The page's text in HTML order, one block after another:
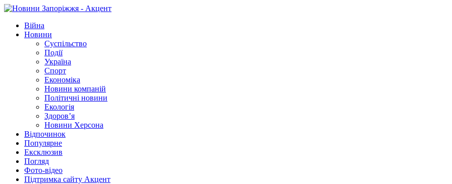
Війна
Новини
Суспільство
Події
Україна
Спорт
Економіка
Новини компаній
Політичні новини
Екологія
Здоров’я
Новини Херсона
Відпочинок
Популярне
Ексклюзив
Погляд
Фото-відео
Підтримка сайту Акцент